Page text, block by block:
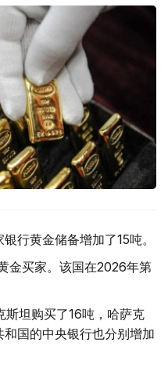
行黄金储备增加了15吨。
金买家。该国在2026年第
斯坦购买了16吨，哈萨克
国的中央银行也分别增加